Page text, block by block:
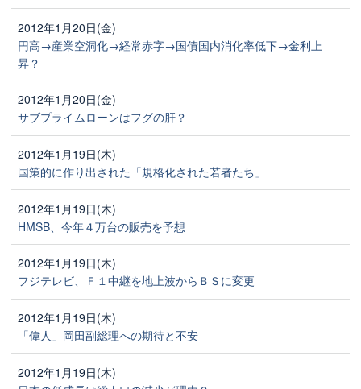
2012年1月20日(金)
円高→産業空洞化→経常赤字→国債国内消化率低下→金利上
昇？
2012年1月20日(金)
サブプライムローンはフグの肝？
2012年1月19日(木)
国策的に作り出された「規格化された若者たち」
2012年1月19日(木)
HMSB、今年４万台の販売を予想
2012年1月19日(木)
フジテレビ、Ｆ１中継を地上波からＢＳに変更
2012年1月19日(木)
「偉人」岡田副総理への期待と不安
2012年1月19日(木)